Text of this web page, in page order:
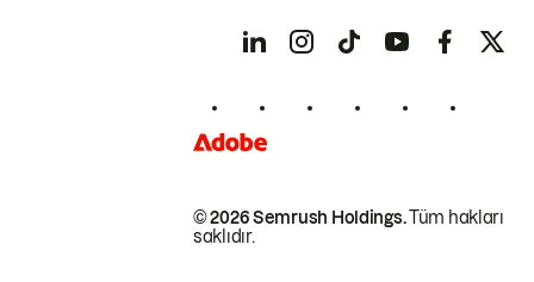
© 2026 Semrush Holdings.Tüm hakları
saklıdır.